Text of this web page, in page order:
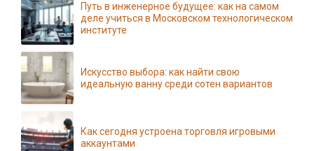
Путь в инженерное будущее: как на самом
деле учиться в Московском технологическом
институте
Искусство выбора: как найти свою
идеальную ванну среди сотен вариантов
Как сегодня устроена торговля игровыми
аккаунтами